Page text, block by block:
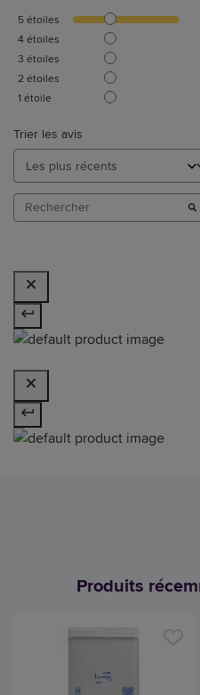
5étoiles
4étoiles
3 étoiles
2 étoiles
1 étoile
Trier les avis
Produits